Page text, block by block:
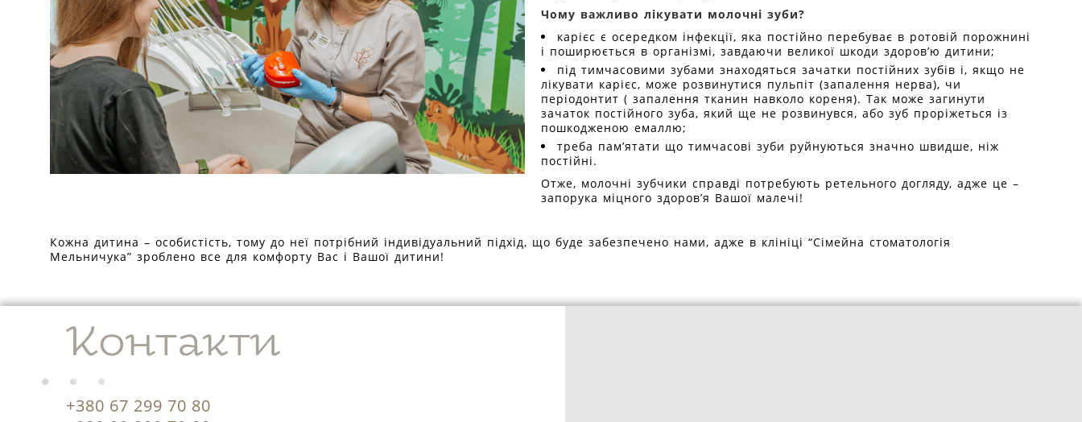
Чому важливо лікувати молочні зуби?
карієс є осередком інфекції, яка постійно перебуває в ротовій порожнині
і поширюється в організмі, завдаючи великої шкоди здоров’ю дитини;
під тимчасовими зубами знаходяться зачатки постійних зубів і, якщо не
лікувати карієс, може розвинутися пульпіт (запалення нерва), чи
періодонтит ( запалення тканин навколо кореня). Так може загинути
зачаток постійного зуба, який ще не розвинувся, або зуб проріжеться із
пошкодженою емаллю;
треба пам’ятати що тимчасові зуби руйнуються значно швидше, ніж
постійні.
Отже, молочні зубчики справді потребують ретельного догляду, адже це –
запорука міцного здоров’я Вашої малечі!
Кожна дитина – особистість, тому до неї потрібний індивідуальний підхід, що буде забезпечено нами, адже в клініці “Сімейна стоматологія
Мельничука” зроблено все для комфорту Вас і Вашої дитини!
Контакти
+380 67 299 70 80